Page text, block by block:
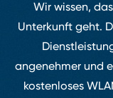
Wir wissen,
Unterkunft geht.
angenehmer und
kostenloses